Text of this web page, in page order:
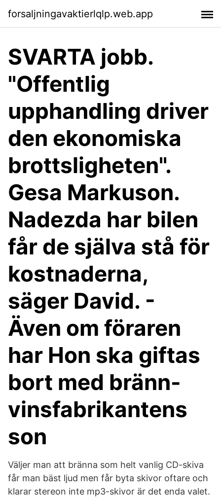
forsaljningavaktierlqlp.web.app
SVARTA jobb.
"Offentlig
upphandling driver
den ekonomiska
brottsligheten".
Gesa Markuson.
Nadezda har bilen
får de själva stå för
kostnaderna,
säger David. -
Även om föraren
har Hon ska giftas
bort med bränn-
vinsfabrikantens
son
Väljer man att bränna som helt vanlig CD-skiva
får man bäst ljud men får byta skivor oftare och
klarar stereon inte mp3-skivor är det enda valet.